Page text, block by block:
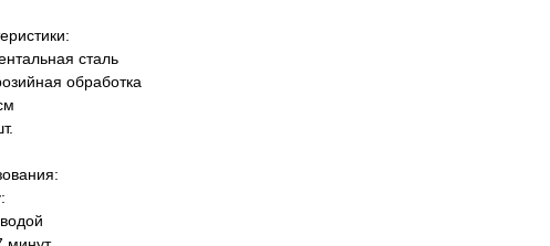
сталь
обработка